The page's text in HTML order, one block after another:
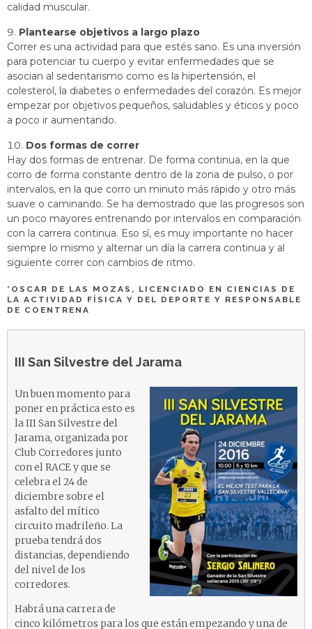
calidad muscular.
Plantearse objetivos a largo plazo
Correr es una actividad para que estés sano. Es una inversión
para potenciar tu cuerpo y evitar enfermedades que se
asocian al sedentarismo como es la hipertensión, el
colesterol, la diabetes o enfermedades del corazón. Es mejor
empezar por objetivos pequeños, saludables y éticos y poco
a poco ir aumentando.
Dos formas de correr
Hay dos formas de entrenar. De forma continua, en la que
corro de forma constante dentro de la zona de pulso, o por
intervalos, en la que corro un minuto más rápido y otro más
suave o caminando. Se ha demostrado que las progresos son
un poco mayores entrenando por intervalos en comparación
con la carrera continua. Eso sí, es muy importante no hacer
siempre lo mismo y alternar un día la carrera continua y al
siguiente correr con cambios de ritmo.
*OSCAR DE LAS MOZAS, LICENCIADO EN CIENCIAS DE
LA ACTIVIDAD FÍSICA Y DEL DEPORTE Y RESPONSABLE
DE COENTRENA
III San Silvestre del Jarama
Un buen momento para
poner en práctica esto es
la III San Silvestre del
Jarama, organizada por
Club Corredores junto
con el RACE y que se
celebra el 24 de
diciembre sobre el
asfalto del mítico
circuito madrileño. La
prueba tendrá dos
distancias, dependiendo
del nivel de los
corredores.
Habrá una carrera de
cinco kilómetros para los que están empezando y una de